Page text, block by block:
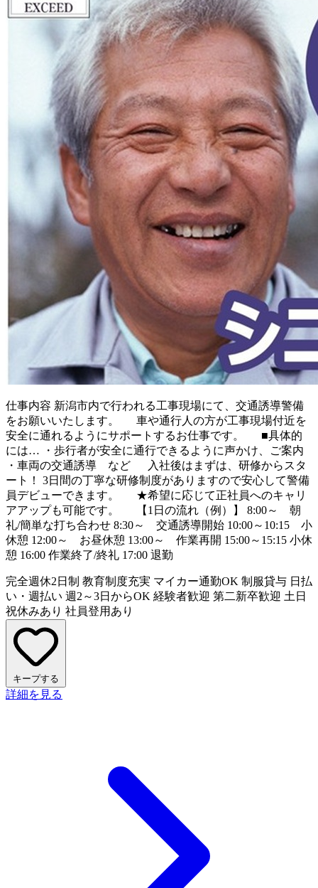
仕事内容 新潟市内で行われる工事現場にて、交通誘導警備
をお願いいたします。 車や通行人の方が工事現場付近を
安全に通れるようにサポートするお仕事です。 ■具体的
には… ・歩行者が安全に通行できるように声かけ、ご案内
・車両の交通誘導 など 入社後はまずは、研修からスタ
ート！ 3日間の丁寧な研修制度がありますので安心して警備
員デビューできます。 ★希望に応じて正社員へのキャリ
アアップも可能です。 【1日の流れ（例）】 8:00～ 朝
礼/簡単な打ち合わせ 8:30～ 交通誘導開始 10:00～10:15 小
休憩 12:00～ お昼休憩 13:00～ 作業再開 15:00～15:15 小休
憩 16:00 作業終了/終礼 17:00 退勤
完全週休2日制 教育制度充実 マイカー通勤OK 制服貸与 日払
い・週払い 週2～3日からOK 経験者歓迎 第二新卒歓迎 土日
祝休みあり 社員登用あり
キープする
詳細を見る